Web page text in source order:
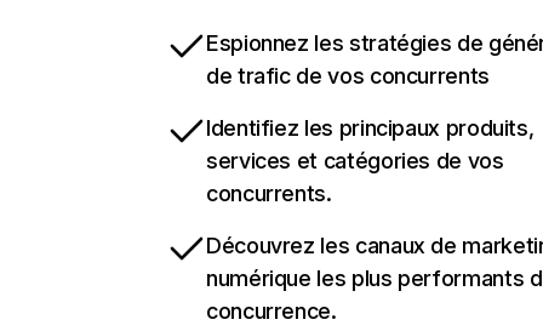
Espionnez les stratégies de
de trafic de vos concurrents
Identifiez les principaux produits,
services et catégories de vos
concurrents.
Découvrez les canaux de
numérique les plus performants
concurrence.